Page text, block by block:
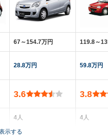
67～154.7万円
28.8万円
3.6
4人
3～5ドア
119.8～
59.8万円
3.8
4人
示する